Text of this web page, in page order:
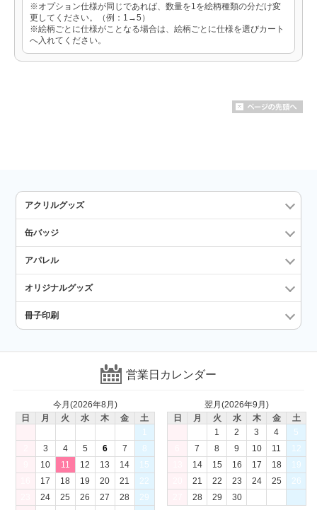
※オプション仕様が同じであれば、数量を1を絵柄種類の分だけ変
更してください。（例：1→5）
※絵柄ごとに仕様がことなる場合は、絵柄ごとに仕様を選びカート
へ入れてください。
アクリルグッズ
缶バッジ
アパレル
オリジナルグッズ
冊子印刷
営業日カレンダー
今月(2026年8月)
日
月 火 水 木 金
土
1
3 4 5 6 7
8
10 11 12 13 14
15
17 18 19 20 21
22
24 25 26 27 28
29
翌月(2026年9月)
日
月 火 水 木 金
土
1
2 3 4
5
7 8 9 10 11
12
14 15 16 17 18
19
21 22 23 24 25
26
28 29 30